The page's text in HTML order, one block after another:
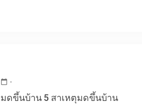
calendar_today -
มดขึ้นบ้าน 5 สาเหตุมดขึ้นบ้าน